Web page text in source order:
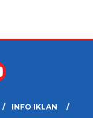
INFO IKLAN